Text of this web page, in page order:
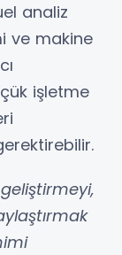
analiz
ve makine
işletme